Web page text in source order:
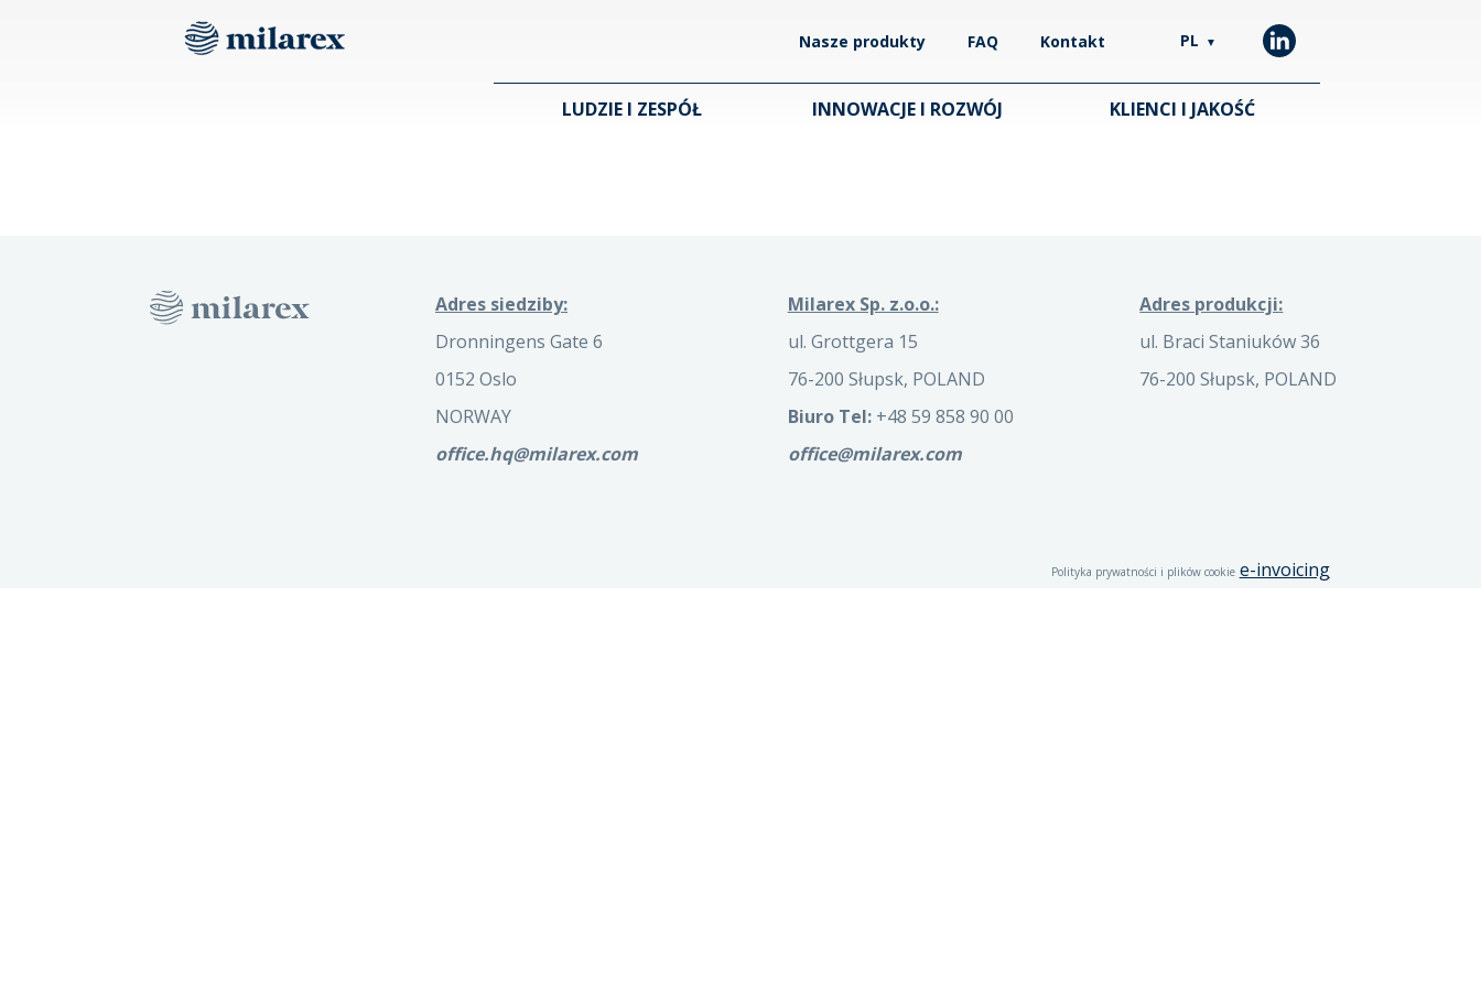
Nasze produkty FAQ Kontakt PL ▼
LUDZIE I ZESPÓŁ INNOWACJE I ROZWÓJ KLIENCI I JAKOŚĆ
Adres siedziby:
Dronningens Gate 6
0152 Oslo
NORWAY
office.hq@milarex.com
Milarex Sp. z.o.o.:
ul. Grottgera 15
76-200 Słupsk, POLAND
Biuro Tel:+48 59 858 90 00
office@milarex.com
Adres produkcji:
ul. Braci Staniuków 36
76-200 Słupsk, POLAND
Polityka prywatności i plików cookie e-invoicing